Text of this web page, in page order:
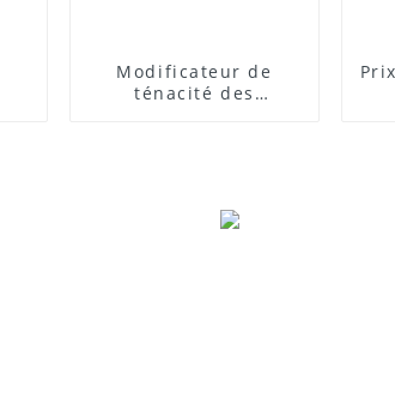
Modificateur de
ténacité des